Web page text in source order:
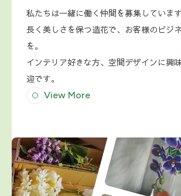
私たちは一緒に働く仲間を募集しています
長く美しさを保つ造花で、お客様のビジ
を。
インテリア好きな方、空間デザインに興
迎です。
View More